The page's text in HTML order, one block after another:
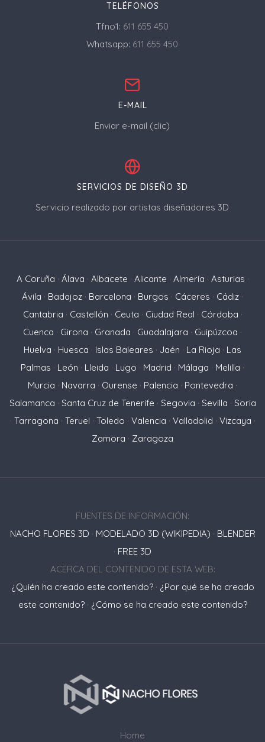
TELÉFONOS
Tfno1: 611 655 450
Whatsapp: 611 655 450
E-MAIL
Enviar e-mail (clic)
SERVICIOS DE DISEÑO 3D
Servicio realizado por artistas diseñadores 3D
A Coruña · Álava · Albacete · Alicante · Almería · Asturias ·
Ávila · Badajoz · Barcelona · Burgos · Cáceres · Cádiz ·
Cantabria · Castellón · Ceuta · Ciudad Real · Córdoba ·
Cuenca · Girona · Granada · Guadalajara · Guipúzcoa ·
Huelva · Huesca · Islas Baleares · Jaén · La Rioja · Las
Palmas · León · Lleida · Lugo · Madrid · Málaga · Melilla ·
Murcia · Navarra · Ourense · Palencia · Pontevedra ·
Salamanca · Santa Cruz de Tenerife · Segovia · Sevilla · Soria
· Tarragona · Teruel · Toledo · Valencia · Valladolid · Vizcaya ·
Zamora · Zaragoza
FUENTES DE INFORMACIÓN:
NACHO FLORES 3D · MODELADO 3D (WIKIPEDIA) · BLENDER
· FREE 3D
ACERCA DEL CONTENIDO DE ESTA WEB:
¿Quién ha creado este contenido?· ¿Por qué se ha creado
este contenido?· ¿Cómo se ha creado este contenido?
Home